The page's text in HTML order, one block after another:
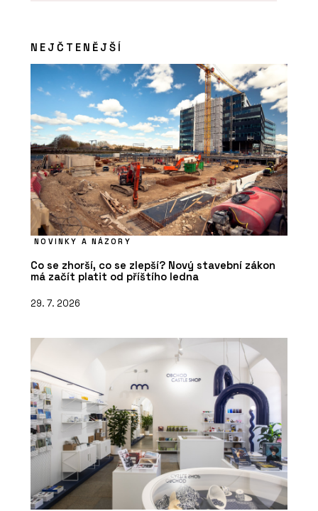
Seating
NEJČTENĚJŠÍ
NOVINKY A NÁZORY
Co se zhorší, co se zlepší? Nový stavební zákon
má začít platit od příštího ledna
29. 7. 2026